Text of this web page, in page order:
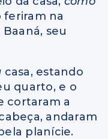
feriram na
seu
casa, estando
quarto, e o
cortaram a
andaram
planície.